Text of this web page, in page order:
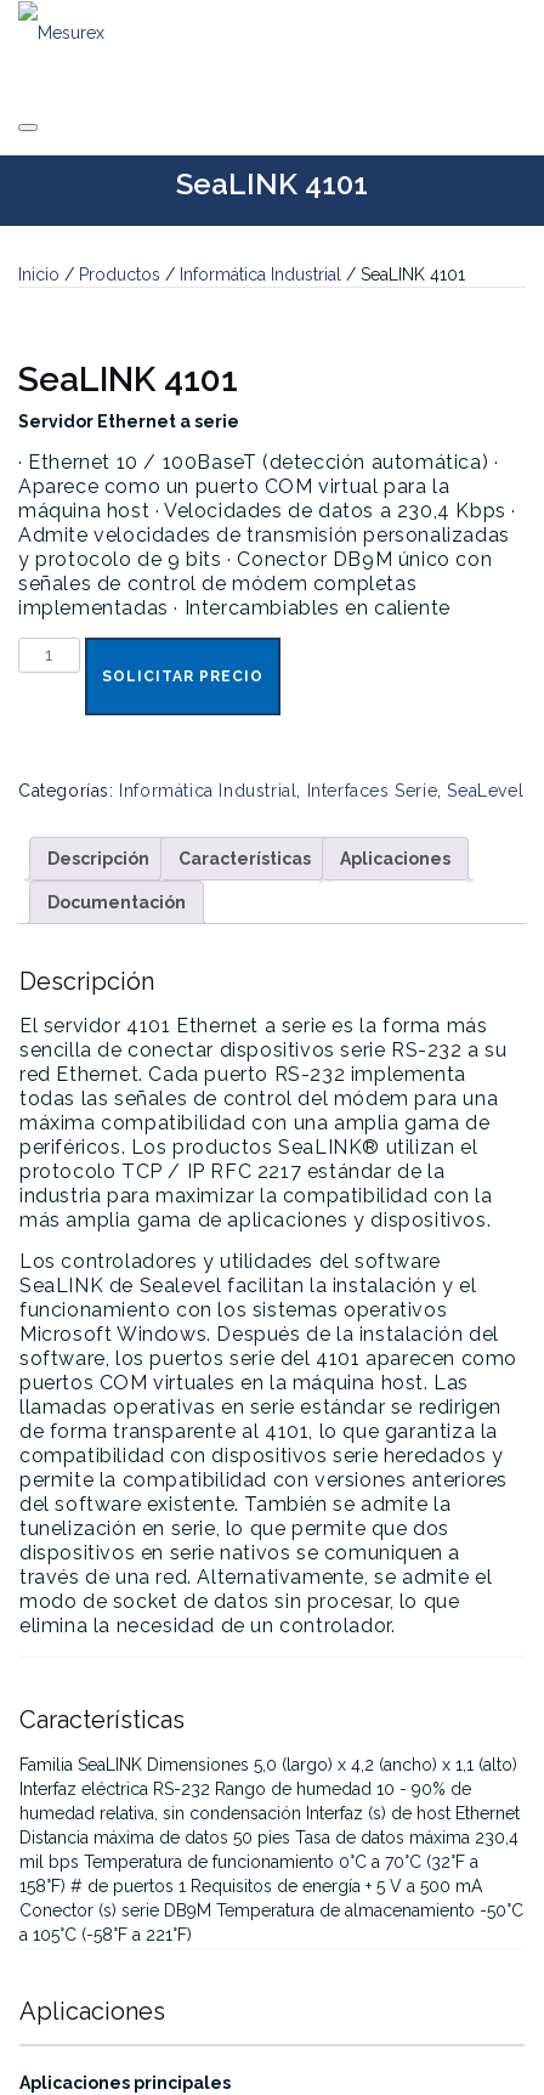
Saltar
SeaLINK 4101
Inicio / Productos / Informática Industrial / SeaLINK 4101
SeaLINK 4101
Servidor Ethernet a serie
· Ethernet 10 / 100BaseT (detección automática) ·
Aparece como un puerto COM virtual para la
máquina host · Velocidades de datos a 230,4 Kbps ·
Admite velocidades de transmisión personalizadas
y protocolo de 9 bits · Conector DB9M único con
señales de control de módem completas
implementadas · Intercambiables en caliente
SeaLINK
4101
SOLICITAR PRECIO
Categorías: Informática Industrial Interfaces Serie ,SeaLevel
Descripción Características Aplicaciones
Documentación
Descripción
El servidor 4101 Ethernet a serie es la forma más
sencilla de conectar dispositivos serie RS-232 a su
red Ethernet. Cada puerto RS-232 implementa
todas las señales de control del módem para una
máxima compatibilidad con una amplia gama de
periféricos. Los productos SeaLINK® utilizan el
protocolo TCP / IP RFC 2217 estándar de la
industria para maximizar la compatibilidad con la
más amplia gama de aplicaciones y dispositivos.
Los controladores y utilidades del software
SeaLINK de Sealevel facilitan la instalación y el
funcionamiento con los sistemas operativos
Microsoft Windows. Después de la instalación del
software, los puertos serie del 4101 aparecen como
puertos COM virtuales en la máquina host. Las
llamadas operativas en serie estándar se redirigen
de forma transparente al 4101, lo que garantiza la
compatibilidad con dispositivos serie heredados y
permite la compatibilidad con versiones anteriores
del software existente. También se admite la
tunelización en serie, lo que permite que dos
dispositivos en serie nativos se comuniquen a
través de una red. Alternativamente, se admite el
modo de socket de datos sin procesar, lo que
elimina la necesidad de un controlador.
Características
Familia SeaLINK Dimensiones 5,0 (largo) x 4,2 (ancho) x 1,1 (alto)
Interfaz eléctrica RS-232 Rango de humedad 10 - 90% de
humedad relativa, sin condensación Interfaz (s) de host Ethernet
Distancia máxima de datos 50 pies Tasa de datos máxima 230,4
mil bps Temperatura de funcionamiento 0°C a 70°C (32°F a
158°F) # de puertos 1 Requisitos de energía + 5 V a 500 mA
Conector (s) serie DB9M Temperatura de almacenamiento -50°C
a 105°C (-58°F a 221°F)
Aplicaciones
·
Aplicaciones principales